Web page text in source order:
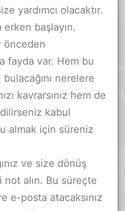
yardımcı olacaktır.
erken başlayın.
önceden
fayda var. Hem bu
nerelere
kavrarsınız hem de
kabul
almak için süreniz
ve size dönüş
not alın. Bu süreçte
e-posta atacaksınız